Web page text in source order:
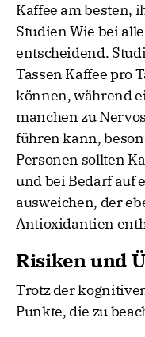
Kaffee am besten,
Studien Wie bei
entscheidend.
Tassen Kaffee pro
können, während
manchen zu
führen kann,
Personen sollten
und bei Bedarf auf
ausweichen, der
Antioxidantien
Risiken und
Trotz der
Punkte, die zu